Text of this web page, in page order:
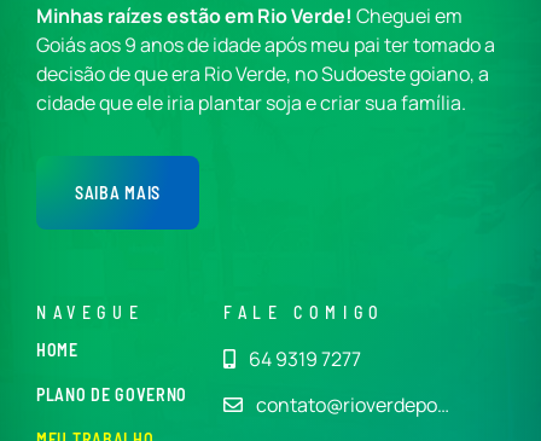
Minhas raízes estão em Rio Verde! Cheguei em
Goiás aos 9 anos de idade após meu pai ter tomado a
decisão de que era Rio Verde, no Sudoeste goiano, a
cidade que ele iria plantar soja e criar sua família.
SAIBA MAIS
NAVEGUE
HOME
PLANO DE GOVERNO
FALE COMIGO
64 9319 7277
contato@rioverdepo…